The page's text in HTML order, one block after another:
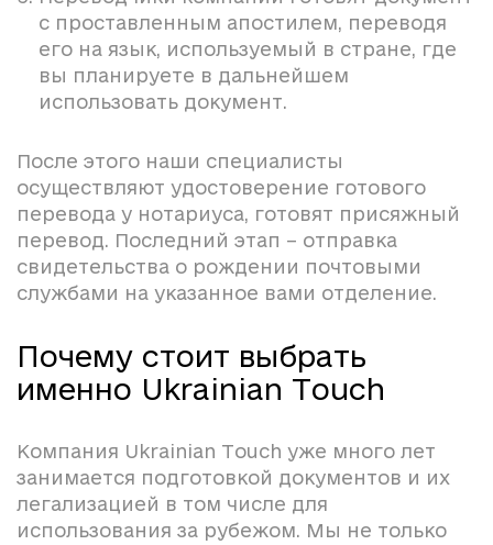
с проставленным апостилем, переводя
его на язык, используемый в стране, где
вы планируете в дальнейшем
использовать документ.
После этого наши специалисты
осуществляют удостоверение готового
перевода у нотариуса, готовят присяжный
перевод. Последний этап – отправка
свидетельства о рождении почтовыми
службами на указанное вами отделение.
Почему стоит выбрать
именно Ukrainian Touch
Компания Ukrainian Touch уже много лет
занимается подготовкой документов и их
легализацией в том числе для
использования за рубежом. Мы не только